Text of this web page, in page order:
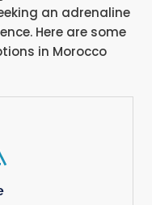
an adrenaline
Here are some
in Morocco